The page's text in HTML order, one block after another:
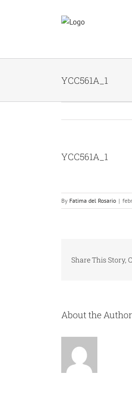
YCC561A_1
YCC561A_1
By Fatima del Rosario |
Share This Story,
About the